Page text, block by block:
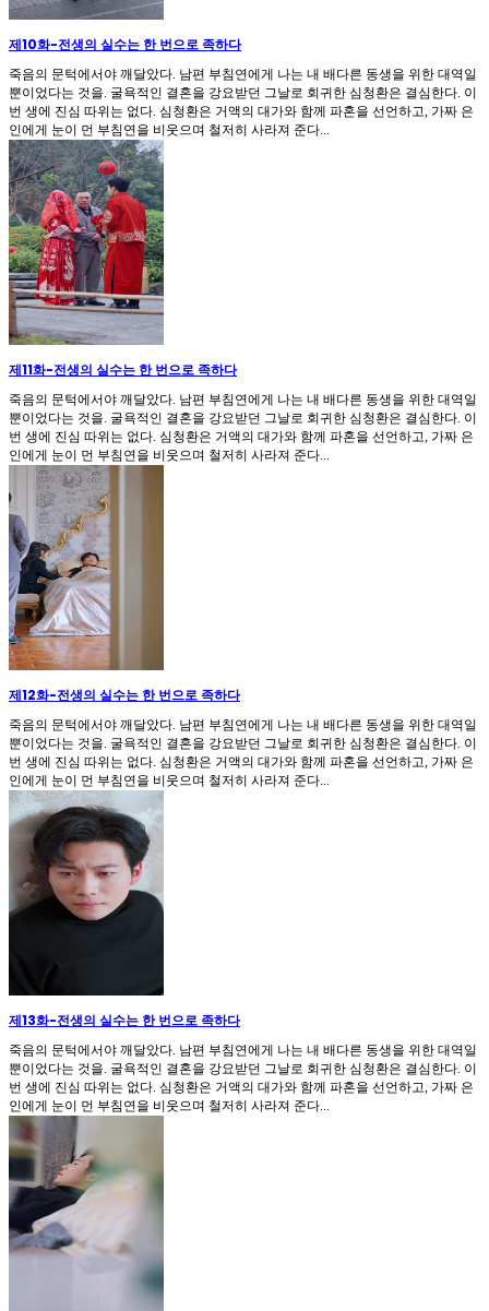
제10화-전생의 실수는 한 번으로 족하다
죽음의 문턱에서야 깨달았다. 남편 부침연에게 나는 내 배다른 동생을 위한 대역일
뿐이었다는 것을. 굴욕적인 결혼을 강요받던 그날로 회귀한 심청환은 결심한다. 이
번 생에 진심 따위는 없다. 심청환은 거액의 대가와 함께 파혼을 선언하고, 가짜 은
인에게 눈이 먼 부침연을 비웃으며 철저히 사라져 준다...
제11화-전생의 실수는 한 번으로 족하다
죽음의 문턱에서야 깨달았다. 남편 부침연에게 나는 내 배다른 동생을 위한 대역일
뿐이었다는 것을. 굴욕적인 결혼을 강요받던 그날로 회귀한 심청환은 결심한다. 이
번 생에 진심 따위는 없다. 심청환은 거액의 대가와 함께 파혼을 선언하고, 가짜 은
인에게 눈이 먼 부침연을 비웃으며 철저히 사라져 준다...
제12화-전생의 실수는 한 번으로 족하다
죽음의 문턱에서야 깨달았다. 남편 부침연에게 나는 내 배다른 동생을 위한 대역일
뿐이었다는 것을. 굴욕적인 결혼을 강요받던 그날로 회귀한 심청환은 결심한다. 이
번 생에 진심 따위는 없다. 심청환은 거액의 대가와 함께 파혼을 선언하고, 가짜 은
인에게 눈이 먼 부침연을 비웃으며 철저히 사라져 준다...
제13화-전생의 실수는 한 번으로 족하다
죽음의 문턱에서야 깨달았다. 남편 부침연에게 나는 내 배다른 동생을 위한 대역일
뿐이었다는 것을. 굴욕적인 결혼을 강요받던 그날로 회귀한 심청환은 결심한다. 이
번 생에 진심 따위는 없다. 심청환은 거액의 대가와 함께 파혼을 선언하고, 가짜 은
인에게 눈이 먼 부침연을 비웃으며 철저히 사라져 준다...